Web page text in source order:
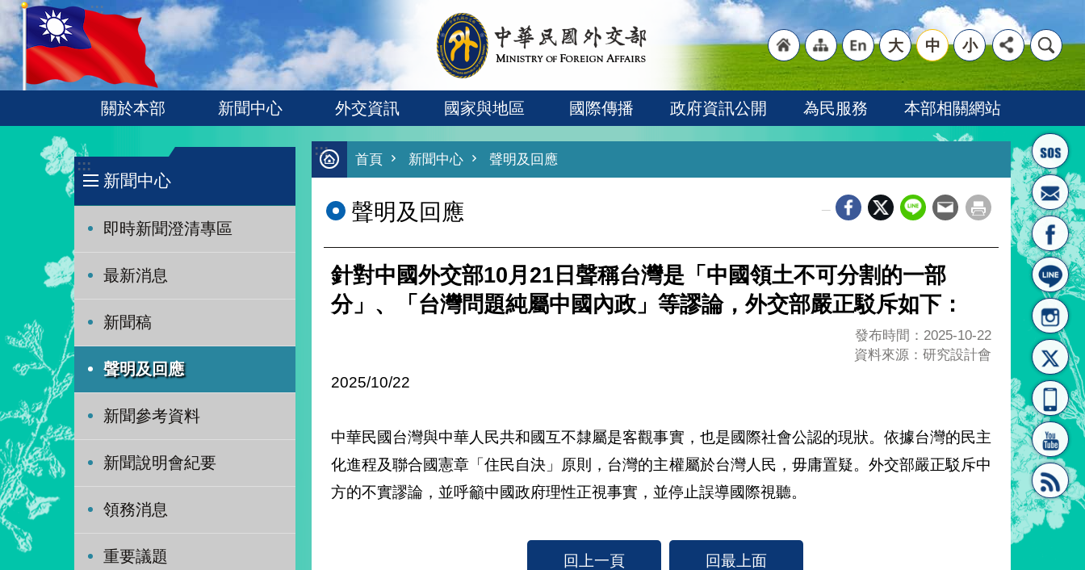
跳到主要內容區塊
:::
首頁
"網
站導
"英
文語
大 中 小
關於本部 新聞中心 外交資訊 國家與地區 國際傳播 政府資訊公開 為民服務 本部相關網站
:::
新聞中心
即時新聞澄清專區
最新消息
新聞稿
聲明及回應
新聞參考資料
新聞說明會紀要
領務消息
重要議題
:::
首頁 新聞中心 聲明及回應
聲明及回應
針對中國外交部10月21日聲稱台灣是「中國領土不可分割的一部
分」、「台灣問題純屬中國內政」等謬論，外交部嚴正駁斥如下：
發布時間：2025-10-22
資料來源：研究設計會
2025/10/22
中華民國台灣與中華人民共和國互不隸屬是客觀事實，也是國際社會公認的現狀。依據台灣的民主
化進程及聯合國憲章「住民自決」原則，台灣的主權屬於台灣人民，毋庸置疑。外交部嚴正駁斥中
方的不實謬論，並呼籲中國政府理性正視事實，並停止誤導國際視聽。
回上一頁 回最上面